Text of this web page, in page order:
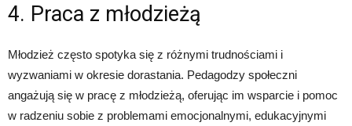
4. Praca z młodzieżą
Młodzież często spotyka się z różnymi trudnościami i
wyzwaniami w okresie dorastania. Pedagodzy społeczni
angażują się w pracę z młodzieżą, oferując im wsparcie i pomoc
w radzeniu sobie z problemami emocjonalnymi, edukacyjnymi